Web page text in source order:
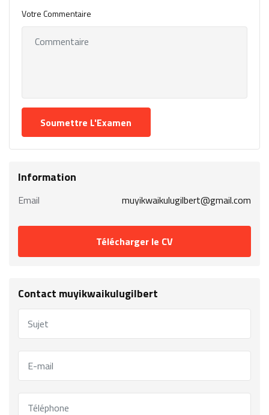
Votre Commentaire
Information
Email muyikwaikulugilbert@gmail.com
Télécharger le CV
Contact muyikwaikulugilbert